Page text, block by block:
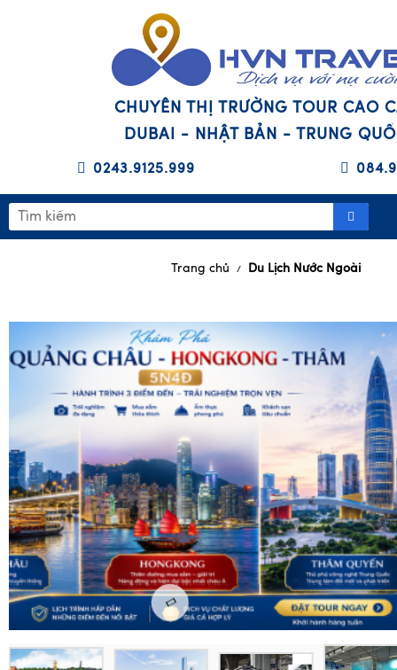
CHUYÊN THỊ TRƯỜNG TOUR CAO
DUBAI - NHẬT BẢN - TRUNG
0243.9125.999
Trang chủ / Du Lịch Nước Ngoài